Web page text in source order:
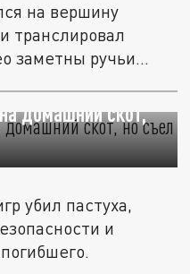
на вершину
транслировал
заметны ручьи...
домашний скот,
убил пастуха,
и